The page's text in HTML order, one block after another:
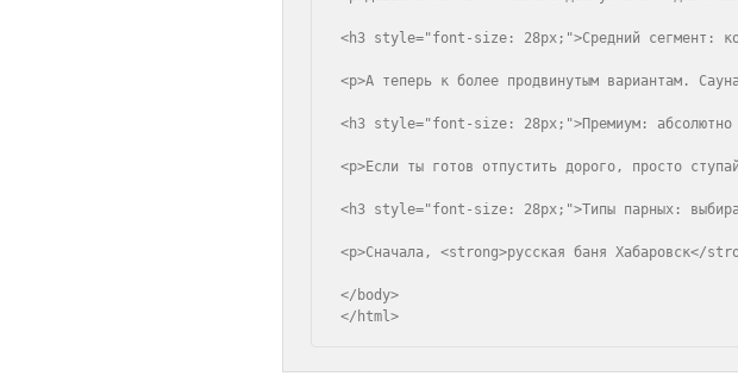
<h3 style="font-size: 28px;">Средний сегмент:
<p>А теперь к более продвинутым вариантам.
<h3 style="font-size: 28px;">Премиум: абсолютно
<p>Если ты готов отпустить дорого, просто
<h3 style="font-size: 28px;">Типы парных:
<p>Сначала, <strong>русская баня Хабаровск</
</body>